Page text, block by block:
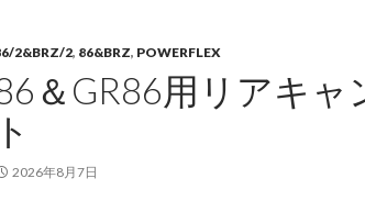
2&BRZ/2, 86&BRZ, POWERFLEX
＆GR86用リアキ
ト
2026年8月7日